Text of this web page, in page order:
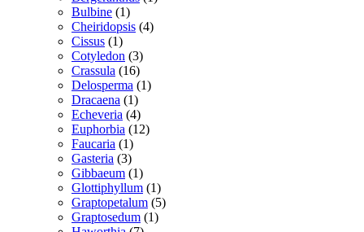
Bulbine 11
vare
Cheiridopsis 44
Cissus 11
vare
Cotyledon 33
varer
Crassula 1616
varer
Delosperma 11
Dracaena 11
vare
Echeveria 44
varer
Euphorbia 1212
Faucaria 11
vare
Gasteria 33
varer
Gibbaeum 11
vare
Glottiphyllum 11
vare
Graptopetalum 55
Graptosedum 11